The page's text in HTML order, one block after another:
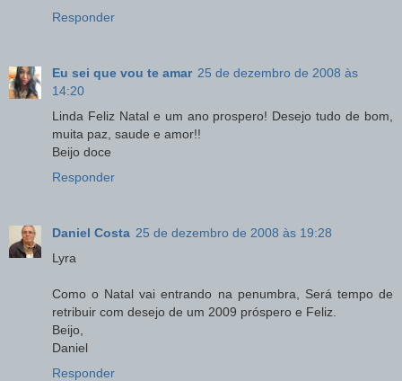
Responder
Eu sei que vou te amar 25 de dezembro de 2008 às
14:20
Linda Feliz Natal e um ano prospero! Desejo tudo de bom,
muita paz, saude e amor!!
Beijo doce
Responder
Daniel Costa 25 de dezembro de 2008 às 19:28
Lyra
Como o Natal vai entrando na penumbra, Será tempo de
retribuir com desejo de um 2009 próspero e Feliz.
Beijo,
Daniel
Responder